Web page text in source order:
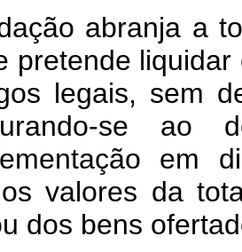
abranja a
pretende
legais, sem
se ao
em
valores da
dos bens